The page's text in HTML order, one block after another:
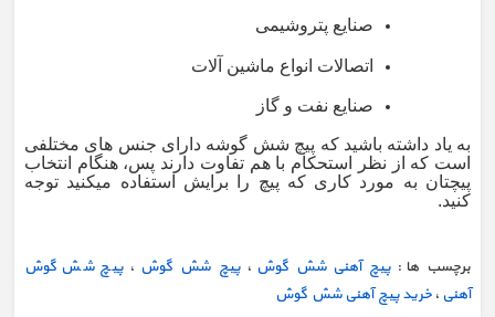
صنایع پتروشیمی
اتصالات انواع ماشین آلات
صنایع نفت و گاز
به یاد داشته باشید که پیچ شش گوشه دارای جنس های مختلفی
است که از نظر استحکام با هم تفاوت دارند پس، هنگام انتخاب
پیچتان به مورد کاری که پیچ را برایش استفاده میکنید توجه
کنید.
برچسب ها :پیچ آهنی شش گوش ،پیچ شش گوش ، پیچ شش گوش
آهنی ، خرید پیچ آهنی شش گوش